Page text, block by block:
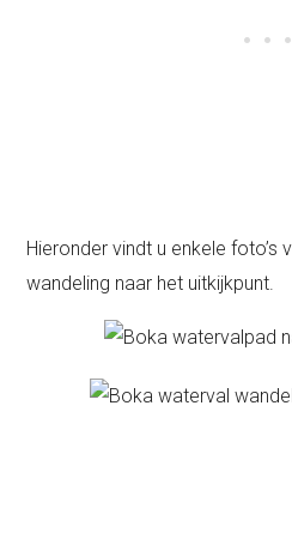
Hieronder vindt u enkele foto’s
wandeling naar het uitkijkpunt.